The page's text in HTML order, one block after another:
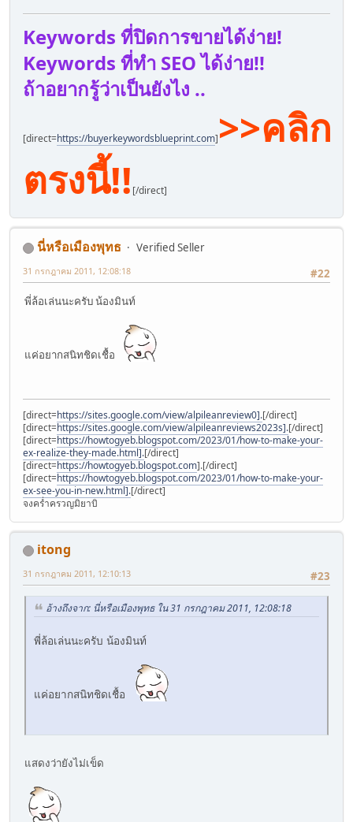
Keywords ที่ปิดการขายได้ง่าย!
Keywords ที่ทำ SEO ได้ง่าย!!
ถ้าอยากรู้ว่าเป็นยังไง ..
[direct=https://buyerkeywordsblueprint.com]>>คลิก
ตรงนี้!! [/direct]
นี่หรือเมืองพุทธ
Verified Seller
#22
31 กรกฎาคม 2011, 12:08:18
พี่ล้อเล่นนะครับ น้องมินท์
แค่อยากสนิทชิดเชื้อ
[direct=https://sites.google.com/view/alpileanreview0].[/direct]
[direct=https://sites.google.com/view/alpileanreviews2023s].[/direct]
[direct=https://howtogyeb.blogspot.com/2023/01/how-to-make-your-
ex-realize-they-made.html].[/direct]
[direct=https://howtogyeb.blogspot.com].[/direct]
[direct=https://howtogyeb.blogspot.com/2023/01/how-to-make-your-
ex-see-you-in-new.html].[/direct]
จงคร่ำครวญมิยาบิ
itong
#23
31 กรกฎาคม 2011, 12:10:13
อ้างถึงจาก: นี่หรือเมืองพุทธ ใน 31 กรกฎาคม 2011, 12:08:18
พี่ล้อเล่นนะครับ น้องมินท์
แค่อยากสนิทชิดเชื้อ
แสดงว่ายังไม่เข็ด